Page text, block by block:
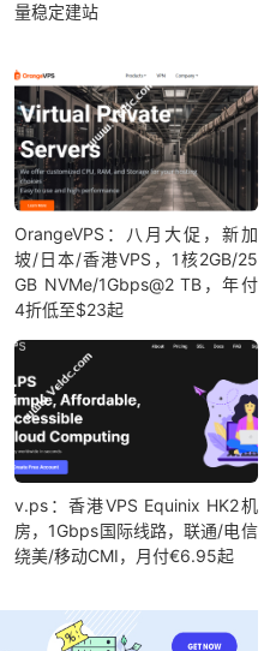
量稳定建站
OrangeVPS：八月大促，新加
坡/日本/香港VPS，1核2GB/25
GB NVMe/1Gbps@2 TB，年付
4折低至$23起
v.ps：香港VPS Equinix HK2机
房，1Gbps国际线路，联通/电信
绕美/移动CMI，月付€6.95起